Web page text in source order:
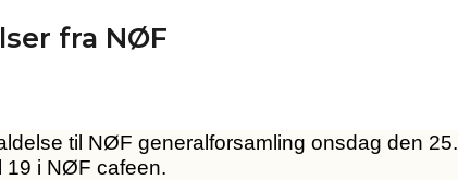
fra NØF
til NØF generalforsamling onsdag den 25.
19 i NØF cafeen.